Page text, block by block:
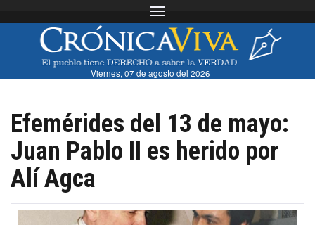
Toggle navigation
Viernes, 07 de agosto del 2026
Efemérides del 13 de mayo:
Juan Pablo II es herido por
Alí Agca